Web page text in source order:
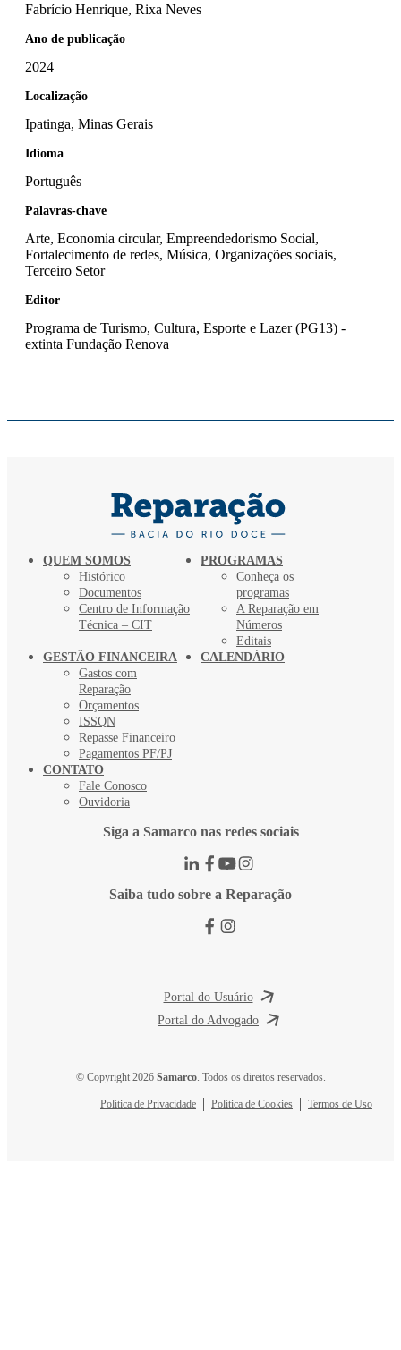
Fabrício Henrique, Rixa Neves
Ano de publicação
2024
Localização
Ipatinga, Minas Gerais
Idioma
Português
Palavras-chave
Arte, Economia circular, Empreendedorismo Social,
Fortalecimento de redes, Música, Organizações sociais,
Terceiro Setor
Editor
Programa de Turismo, Cultura, Esporte e Lazer (PG13) -
extinta Fundação Renova
QUEM SOMOS
Histórico
Documentos
Centro de Informação
Técnica – CIT
PROGRAMAS
Conheça os
programas
A Reparação em
Números
Editais
GESTÃO FINANCEIRA
Gastos com
Reparação
Orçamentos
ISSQN
Repasse Financeiro
Pagamentos PF/PJ
CALENDÁRIO
CONTATO
Fale Conosco
Ouvidoria
Siga a Samarco nas redes sociais
Saiba tudo sobre a Reparação
Portal do Usuário
Portal do Advogado
© Copyright 2026 Samarco. Todos os direitos reservados.
Política de Privacidade Política de Cookies Termos de Uso